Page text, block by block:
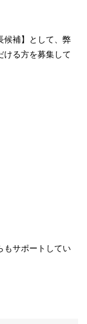
候補】として、弊
ける方を募集して
もサポートしてい